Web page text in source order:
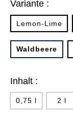
Variante :
Lemon-Lime
Waldbeere
Inhalt :
0,75 l 2 l